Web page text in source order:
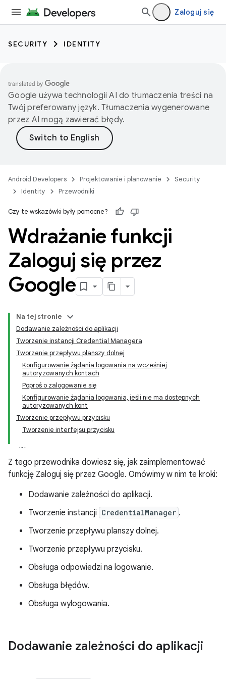
Zaloguj się
SECURITY IDENTITY
Google używa technologii AI do tłumaczenia treści na
Twój preferowany język. Tłumaczenia wygenerowane
przez AI mogą zawierać błędy.
Android Developers Projektowanie i planowanie
Security
Identity
Przewodniki
Czy te wskazówki były pomocne?
Wdrażanie funkcji
Zaloguj się przez
Google
Na tej stronie
Dodawanie zależności do aplikacji
Tworzenie instancji Credential Managera
Tworzenie przepływu planszy dolnej
Konfigurowanie żądania logowania na wcześniej
autoryzowanych kontach
Poproś o zalogowanie się
Konfigurowanie żądania logowania, jeśli nie ma dostępnych
autoryzowanych kont
Tworzenie przepływu przycisku
Tworzenie interfejsu przycisku
Z tego przewodnika dowiesz się, jak zaimplementować
funkcję Zaloguj się przez Google. Omówimy w nim te kroki:
Dodawanie zależności do aplikacji.
Tworzenie instancji CredentialManager .
Tworzenie przepływu planszy dolnej.
Tworzenie przepływu przycisku.
Obsługa odpowiedzi na logowanie.
Obsługa błędów.
Obsługa wylogowania.
Dodawanie zależności do aplikacji